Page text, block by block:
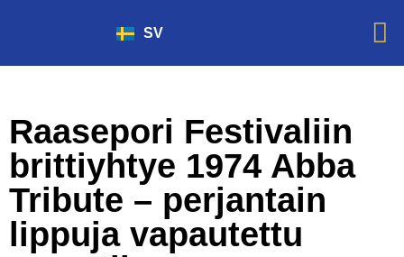
SV
Raasepori Festivaliin
brittiyhtye 1974 Abba
Tribute – perjantain
lippuja vapautettu